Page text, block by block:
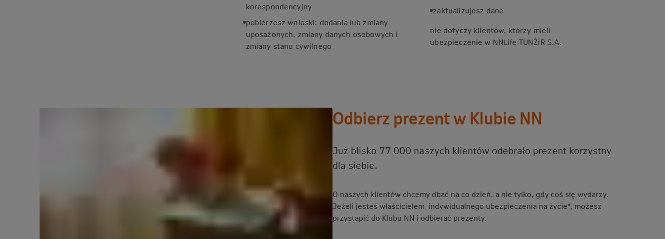
korespondencyjny
pobierzesz wnioski: dodania lub zmiany
uposażonych, zmiany danych osobowych i
zmiany stanu cywilnego
zaktualizujesz dane
nie dotyczy klientów, którzy mieli
ubezpieczenie w NNLife TUNŻiR S.A.
Odbierz prezent w Klubie NN
Już blisko 77 000 naszych klientów odebrało prezent korzystny
dla siebie.
O naszych klientów chcemy dbać na co dzień, a nie tylko, gdy coś się wydarzy.
Jeżeli jesteś właścicielem indywidualnego ubezpieczenia na życie*, możesz
przystąpić do Klubu NN i odbierać prezenty.